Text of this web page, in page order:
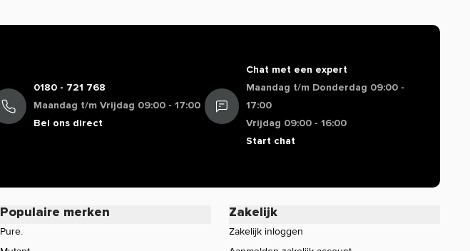
0180 - 721 768
Maandag t/m Vrijdag 09:00 - 17:00
Bel ons direct
Chat met een expert
Maandag t/m Donderdag 09:00 -
17:00
Vrijdag 09:00 - 16:00
Start chat
Populaire merken
Pure.
Zakelijk
Zakelijk inloggen